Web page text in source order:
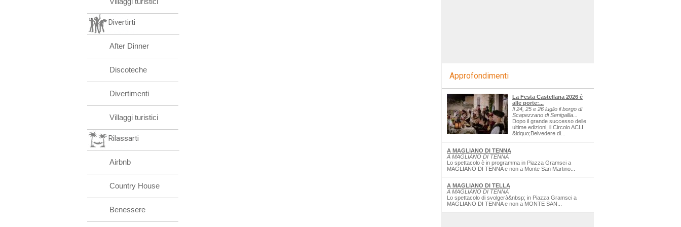
Divertirti
After Dinner
Discoteche
Divertimenti
Villaggi turistici
Rilassarti
Airbnb
Country House
Benessere
Approfondimenti
La Festa Castellana 2026 è
alle porte:...
Il 24, 25 e 26 luglio il borgo di
Scapezzano di Senigallia...
Dopo il grande successo delle
ultime edizioni, il Circolo ACLI
&ldquo;Belvedere di...
A MAGLIANO DI TENNA
A MAGLIANO DI TENNA
Lo spettacolo è in programma in Piazza Gramsci a
MAGLIANO DI TENNA e non a Monte San Martino...
A MAGLIANO DI TELLA
A MAGLIANO DI TENNA
Lo spettacolo di svolgerà&nbsp; in Piazza Gramsci a
MAGLIANO DI TENNA e non a MONTE SAN...